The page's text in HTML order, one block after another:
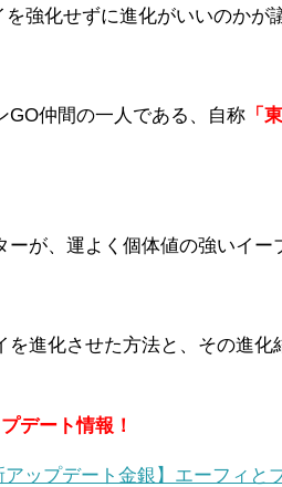
を強化せずに進化がいいのかが
GO仲間の一人である、自称 「
ーが、運よく個体値の強いイー
を進化させた方法と、その進化
デート情報！
アップデート金銀】エーフィ